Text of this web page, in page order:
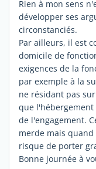
Rien à mon sens
développer ses
circonstanciés.
Par ailleurs, il est
domicile de
exigences de la
par exemple à la
ne résidant pas
que
de l'engagement.
merde mais
risque de porter
Bonne journée à